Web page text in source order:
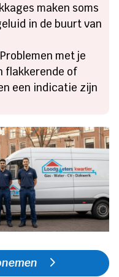
maken soms
in de buurt van
Problemen met je
flakkerende of
een indicatie zijn